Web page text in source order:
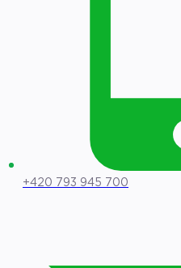
+420 793 945 700